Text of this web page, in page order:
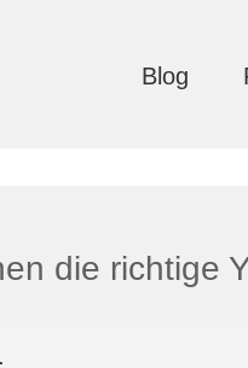
Blog
die richtige